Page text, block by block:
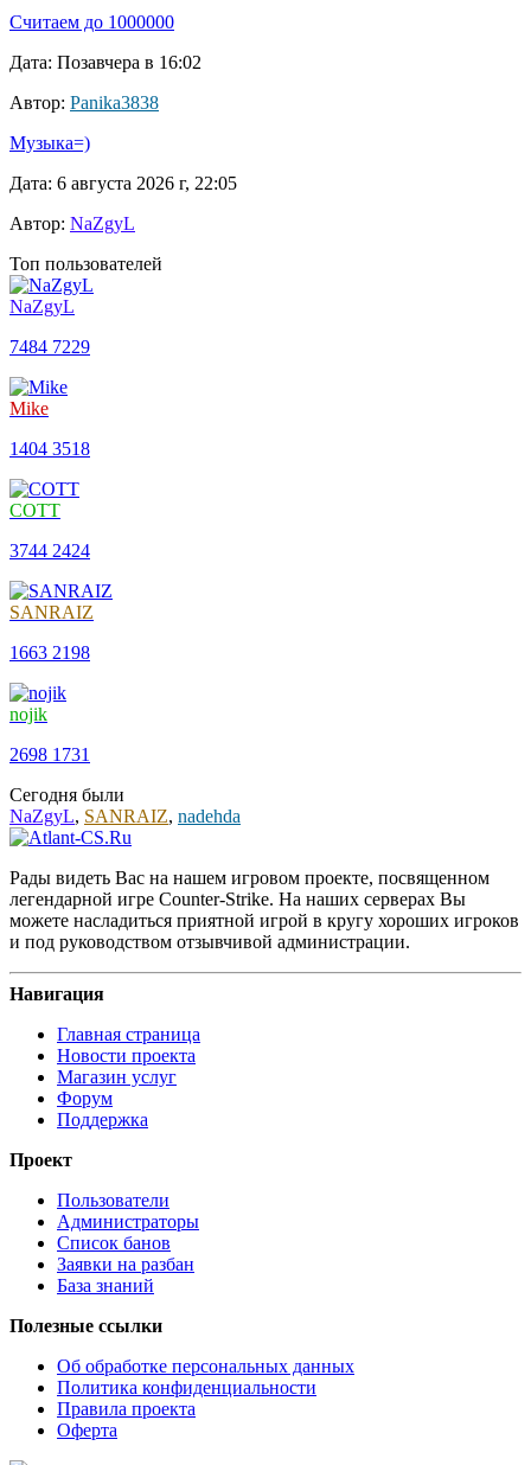
Считаем до 1000000
Дата: Позавчера в 16:02
Автор: Panika3838
Музыка=)
Дата: 6 августа 2026 г, 22:05
Автор: NaZgyL
Топ пользователей
NaZgyL
7484 7229
Mike
1404 3518
COTT
3744 2424
SANRAIZ
1663 2198
nojik
2698 1731
Сегодня были
NaZgyL, SANRAIZ, nadehda
Рады видеть Вас на нашем игровом проекте, посвященном
легендарной игре Counter-Strike. На наших серверах Вы
можете насладиться приятной игрой в кругу хороших игроков
и под руководством отзывчивой администрации.
Навигация
Главная страница
Новости проекта
Магазин услуг
Форум
Поддержка
Проект
Пользователи
Администраторы
Список банов
Заявки на разбан
База знаний
Полезные ссылки
Об обработке персональных данных
Политика конфиденциальности
Правила проекта
Оферта